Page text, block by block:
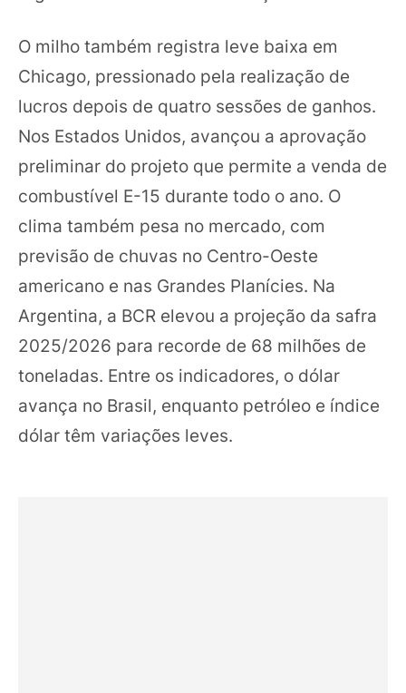
O milho também registra leve baixa em
Chicago, pressionado pela realização de
lucros depois de quatro sessões de ganhos.
Nos Estados Unidos, avançou a aprovação
preliminar do projeto que permite a venda de
combustível E-15 durante todo o ano. O
clima também pesa no mercado, com
previsão de chuvas no Centro-Oeste
americano e nas Grandes Planícies. Na
Argentina, a BCR elevou a projeção da safra
2025/2026 para recorde de 68 milhões de
toneladas. Entre os indicadores, o dólar
avança no Brasil, enquanto petróleo e índice
dólar têm variações leves.